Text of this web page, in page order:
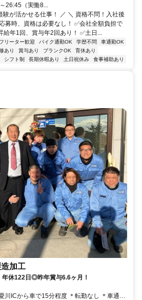
26:45（実働8...
験が活かせる仕事！ ／ ＼ 資格不問！入社後
募時、資格は必要なし！ ✅会社全額負担で
給年1回、賞与年2回あり！ ✅土日...
フリーター歓迎 バイク通勤OK 学歴不問
車通勤OK
あり 賞与あり ブランクOK
育休あり
シフト制 長期休暇あり 土日祝休み 食事補助あり
加工
年休122日◎昨年賞与6.6ヶ月！
川ICから車で15分程度 ＊転勤なし ＊車通勤